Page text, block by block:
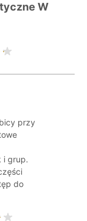
W
przy
i grup.
do